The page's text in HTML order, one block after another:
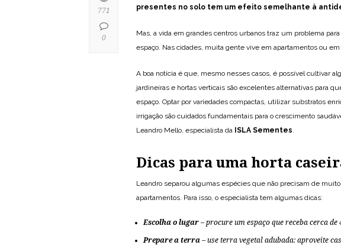
presentes no solo tem um efeito semelhante à
Mas, a vida em grandes centros urbanos traz um problema
espaço. Nas cidades, muita gente vive em apartamentos ou em
A boa notícia é que, mesmo nesses casos, é possível cultivar
jardineiras e hortas verticais são excelentes alternativas para
espaço. Optar por variedades compactas, utilizar substratos
irrigação são cuidados fundamentais para o crescimento
Leandro Mello, especialista da ISLA Sementes.
Dicas para uma horta
Leandro separou algumas espécies que não precisam de
apartamentos. Para isso, o especialista tem algumas dicas:
Escolha o lugar – procure um espaço que receba cerca
Prepare a terra – use terra vegetal adubada: aproveite
771
0